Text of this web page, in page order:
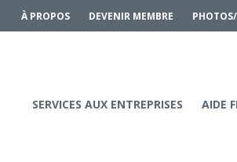
À PROPOS DEVENIR MEMBRE
SERVICES AUX ENTREPRISES AIDE